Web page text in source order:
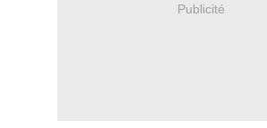
Publicité